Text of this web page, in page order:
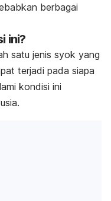
berbagai
ini?
satu jenis syok yang
terjadi pada siapa
kondisi ini